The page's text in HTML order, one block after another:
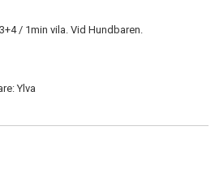
/ 1min vila. Vid Hundbaren.
Ylva